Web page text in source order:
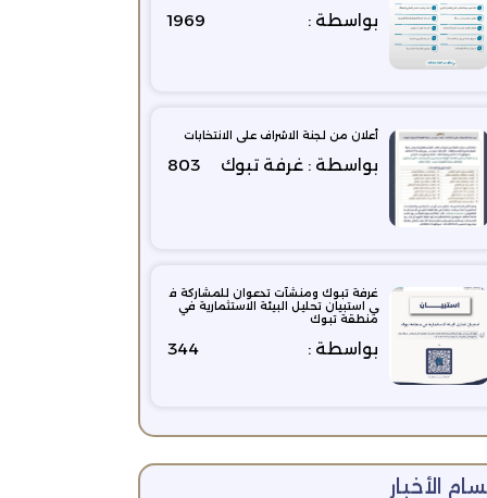
بواسطة : 1969
أعلان من لجنة الاشراف على الانتخابات
بواسطة : غرفة تبوك 803
غرفة تبوك ومنشآت تدعوان للمشاركة ف
ي استبيان تحليل البيئة الاستثمارية في
منطقة تبوك
بواسطة : 344
الأخبار